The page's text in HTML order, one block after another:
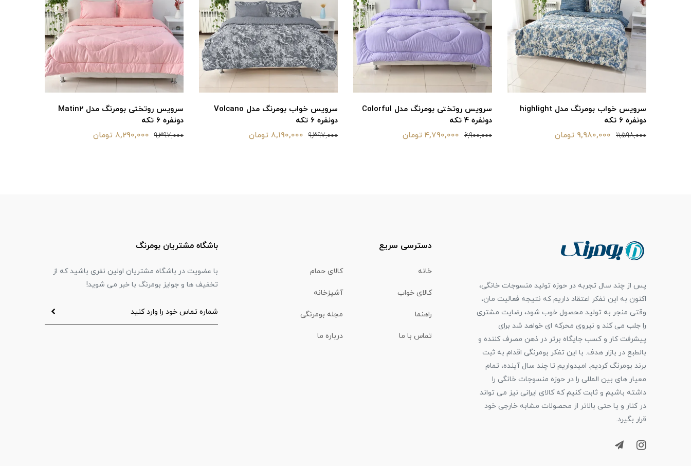
سرویس خواب بومرنگ مدل highlight
دونفره 6 تکه
11,598,000 9,980,000 تومان
سرویس روتختی بومرنگ مدل Colorful
دونفره 4 تکه
6,900,000 4,790,000 تومان
سرویس خواب بومرنگ مدل Volcano
دونفره 6 تکه
9,397,000 8,190,000 تومان
سرویس روتختی بومرنگ مدل Matin2
دونفره 6 تکه
9,397,000 8,290,000 تومان
پس از چند سال تجربه در حوزه تولید منسوجات خانگی،
اکنون به این تفکر اعتقاد داریم که نتیجه فعالیت مان،
وقتی منجر به تولید محصول خوب شود، رضایت مشتری
را جلب می کند و نیروی محرکه ای خواهد شد برای
پیشرفت کار و کسب جایگاه برتر در ذهن مصرف کننده و
بالطبع در بازار هدف. با این تفکر بومرنگی اقدام به ثبت
برند بومرنگ کردیم. امیدواریم تا چند سال آینده، تمام
معیار های بین المللی را در حوزه منسوجات خانگی را
داشته باشیم و ثابت کنیم که کالای ایرانی نیز می تواند
در کنار و یا حتی بالاتر از محصولات مشابه خارجی خود
قرار بگیرد.
دسترسی سریع
خانه کالای حمام
کالای خواب آشپزخانه
راهنما مجله بومرنگی
تماس با ما درباره ما
باشگاه مشتریان بومرنگ
با عضویت در باشگاه مشتریان اولین نفری باشید که از
تخفیف ها و جوایز بومرنگ با خبر می شوید!